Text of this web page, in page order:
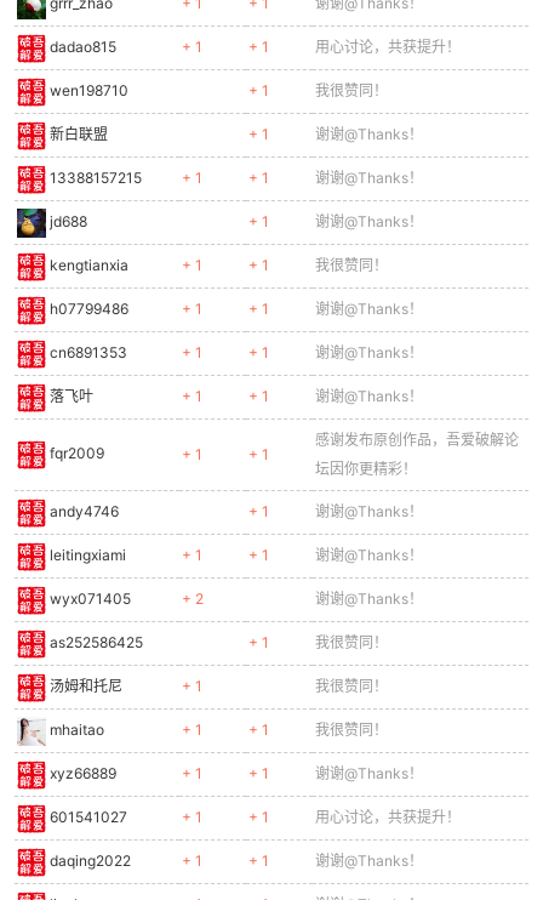
dadao815 + 1 + 1 用心讨论，共获提升！
wen198710 + 1 我很赞同！
新白联盟 + 1 谢谢@Thanks！
13388157215 + 1 + 1 谢谢@Thanks！
jd688 + 1 谢谢@Thanks！
kengtianxia + 1 + 1 我很赞同！
h07799486 + 1 + 1 谢谢@Thanks！
cn6891353 + 1 + 1 谢谢@Thanks！
落飞叶 + 1 + 1 谢谢@Thanks！
fqr2009 + 1 + 1
感谢发布原创作品，吾爱破解论
坛因你更精彩！
andy4746 + 1 谢谢@Thanks！
leitingxiami + 1 + 1 谢谢@Thanks！
wyx071405 + 2 谢谢@Thanks！
as252586425 + 1 我很赞同！
汤姆和托尼 + 1 我很赞同！
mhaitao + 1 + 1 我很赞同！
xyz66889 + 1 + 1 谢谢@Thanks！
601541027 + 1 + 1 用心讨论，共获提升！
daqing2022 + 1 + 1 谢谢@Thanks！